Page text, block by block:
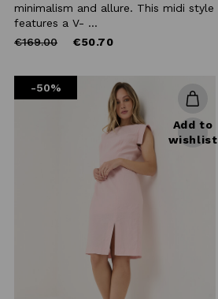
minimalism and allure. This midi style
features a V- ...
Price
€169.00to €50.70
-50%
Add to
wishlist